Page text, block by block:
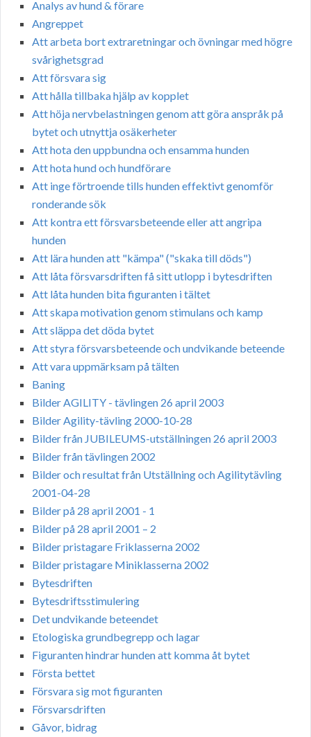
Analys av hund & förare
Angreppet
Att arbeta bort extraretningar och övningar med högre
svårighetsgrad
Att försvara sig
Att hålla tillbaka hjälp av kopplet
Att höja nervbelastningen genom att göra anspråk på
bytet och utnyttja osäkerheter
Att hota den uppbundna och ensamma hunden
Att hota hund och hundförare
Att inge förtroende tills hunden effektivt genomför
ronderande sök
Att kontra ett försvarsbeteende eller att angripa
hunden
Att lära hunden att "kämpa" ("skaka till döds")
Att låta försvarsdriften få sitt utlopp i bytesdriften
Att låta hunden bita figuranten i tältet
Att skapa motivation genom stimulans och kamp
Att släppa det döda bytet
Att styra försvarsbeteende och undvikande beteende
Att vara uppmärksam på tälten
Baning
Bilder AGILITY - tävlingen 26 april 2003
Bilder Agility-tävling 2000-10-28
Bilder från JUBILEUMS-utställningen 26 april 2003
Bilder från tävlingen 2002
Bilder och resultat från Utställning och Agilitytävling
2001-04-28
Bilder på 28 april 2001 - 1
Bilder på 28 april 2001 – 2
Bilder pristagare Friklasserna 2002
Bilder pristagare Miniklasserna 2002
Bytesdriften
Bytesdriftsstimulering
Det undvikande beteendet
Etologiska grundbegrepp och lagar
Figuranten hindrar hunden att komma åt bytet
Första bettet
Försvara sig mot figuranten
Försvarsdriften
Gåvor, bidrag